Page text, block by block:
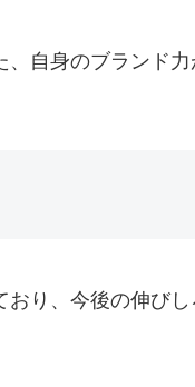
、自身のブランド
り、今後の伸びし